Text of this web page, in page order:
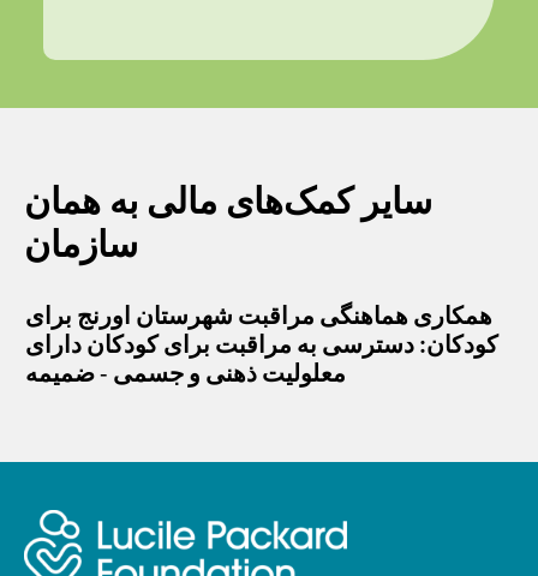
سایر کمک‌های مالی به همان
سازمان
همکاری هماهنگی مراقبت شهرستان اورنج برای
کودکان: دسترسی به مراقبت برای کودکان دارای
معلولیت ذهنی و جسمی - ضمیمه